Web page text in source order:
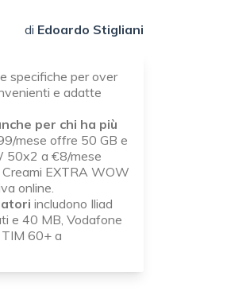
di Edoardo Stigliani
specifiche per over
e adatte
per chi ha più
mese offre 50 GB e
50x2 a €8/mese
EXTRA WOW
online.
includono Iliad
e 40 MB, Vodafone
TIM 60+ a